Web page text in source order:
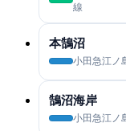
線
本鵠沼
小田急江ノ
鵠沼海岸
小田急江ノ